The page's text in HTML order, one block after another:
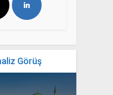
Görüş